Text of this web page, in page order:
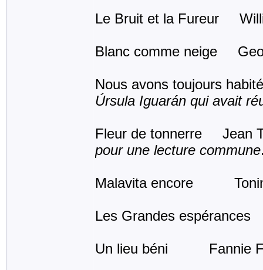
Le Bruit et la Fureur
Blanc comme neige
Nous avons toujours
Úrsula Iguarán qui avait
Fleur de tonnerre Jean
pour une lecture commune
Malavita encore
Les Grandes
Un lieu béni Fannie